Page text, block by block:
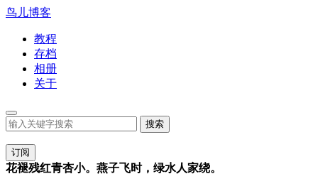
鸟儿博客
教程
存档
相册
关于
订阅
花褪残红青杏小。燕子飞时，绿水人家绕。